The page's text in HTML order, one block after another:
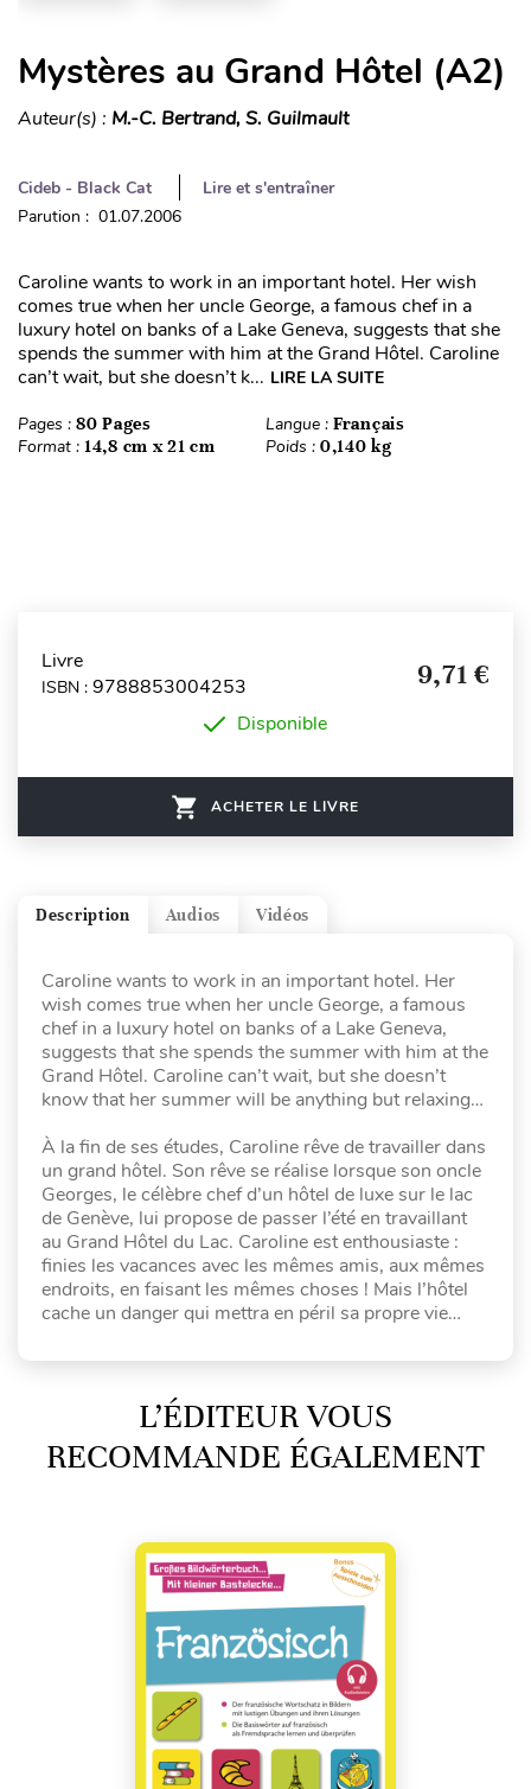
Mystères au Grand Hôtel (A2)
Auteur(s) : M.-C. Bertrand, S. Guilmault
Cideb - Black Cat
Lire et s'entraîner
Parution : 01.07.2006
Caroline wants to work in an important hotel. Her wish
comes true when her uncle George, a famous chef in a
luxury hotel on banks of a Lake Geneva, suggests that she
spends the summer with him at the Grand Hôtel. Caroline
can’t wait, but she doesn’t k... LIRE LA SUITE
Pages : 80 Pages Langue : Français
Format : 14,8 cm x 21 cm Poids : 0,140 kg
Livre
ISBN : 9788853004253 9,71 €
Disponible
ACHETER LE LIVRE
Vidéos
Audios
Description
Caroline wants to work in an important hotel. Her
wish comes true when her uncle George, a famous
chef in a luxury hotel on banks of a Lake Geneva,
suggests that she spends the summer with him at the
Grand Hôtel. Caroline can’t wait, but she doesn’t
know that her summer will be anything but relaxing…
À la fin de ses études, Caroline rêve de travailler dans
un grand hôtel. Son rêve se réalise lorsque son oncle
Georges, le célèbre chef d’un hôtel de luxe sur le lac
de Genève, lui propose de passer l’été en travaillant
au Grand Hôtel du Lac. Caroline est enthousiaste :
finies les vacances avec les mêmes amis, aux mêmes
endroits, en faisant les mêmes choses ! Mais l’hôtel
cache un danger qui mettra en péril sa propre vie…
L’ÉDITEUR VOUS
RECOMMANDE ÉGALEMENT